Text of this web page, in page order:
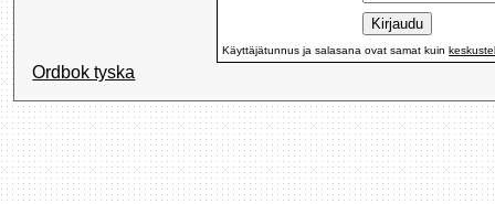
Käyttäjätunnus ja salasana ovat samat kuin
Ordbok tyska